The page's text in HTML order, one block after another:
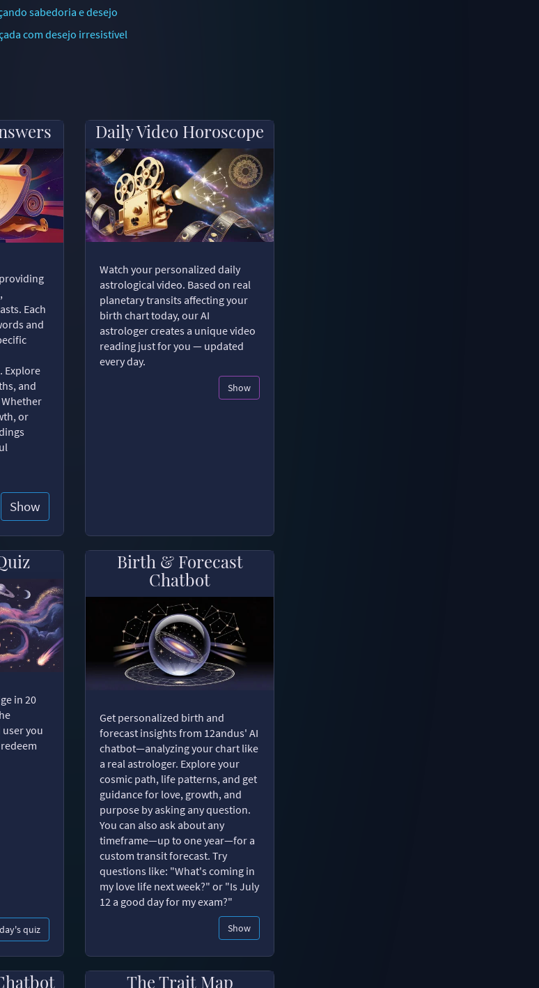
sabedoria e desejo
com desejo irresistível
Each
and
Explore
and
or
Show
Daily Video Horoscope
Watch your personalized daily
astrological video. Based on real
planetary transits affecting your
birth chart today, our AI
astrologer creates a unique video
reading just for you — updated
every day.
Show
in 20
user you
quiz
Birth & Forecast
Chatbot
Get personalized birth and
forecast insights from 12andus' AI
chatbot—analyzing your chart like
a real astrologer. Explore your
cosmic path, life patterns, and get
guidance for love, growth, and
purpose by asking any question.
You can also ask about any
timeframe—up to one year—for a
custom transit forecast. Try
questions like: "What's coming in
my love life next week?" or "Is July
12 a good day for my exam?"
Show
The Trait Map